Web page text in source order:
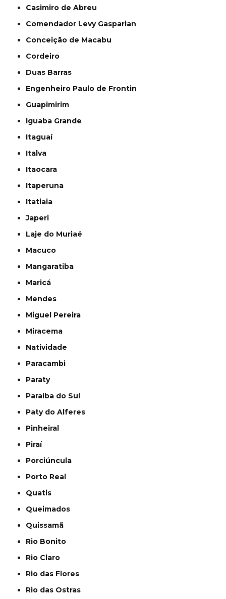
Casimiro de Abreu
Comendador Levy Gasparian
Conceição de Macabu
Cordeiro
Duas Barras
Engenheiro Paulo de Frontin
Guapimirim
Iguaba Grande
Itaguaí
Italva
Itaocara
Itaperuna
Itatiaia
Japeri
Laje do Muriaé
Macuco
Mangaratiba
Maricá
Mendes
Miguel Pereira
Miracema
Natividade
Paracambi
Paraty
Paraíba do Sul
Paty do Alferes
Pinheiral
Piraí
Porciúncula
Porto Real
Quatis
Queimados
Quissamã
Rio Bonito
Rio Claro
Rio das Flores
Rio das Ostras